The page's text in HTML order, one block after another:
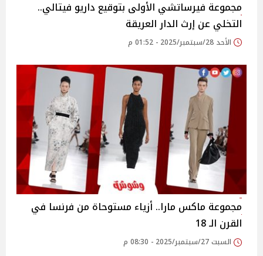
مجموعة فيرساتشي الأولى بتوقيع داريو فيتالي..
التخلي عن إرث الدار العريقة
الأحد 28/سبتمبر/2025 - 01:52 م
مجموعة ماكس مارا.. أزياء مستوحاة من فرنسا في
القرن الـ 18
السبت 27/سبتمبر/2025 - 08:30 م